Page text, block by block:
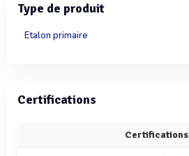
Type de produit
Etalon primaire
Certifications
Certifications